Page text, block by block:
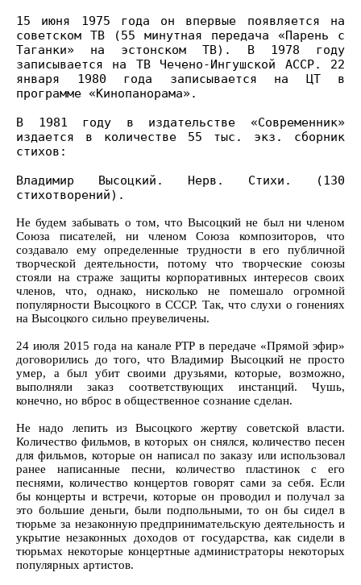
15 июня 1975 года он впервые появляется на
советском ТВ (55 минутная передача «Парень с
Таганки» на эстонском ТВ). В 1978 году
записывается на ТВ Чечено-Ингушской АССР. 22
января 1980 года записывается на ЦТ в
программе «Кинопанорама».
В 1981 году в издательстве «Современник»
издается в количестве 55 тыс. экз. сборник
стихов:
Владимир Высоцкий. Нерв. Стихи. (130
стихотворений).
Не будем забывать о том, что Высоцкий не был ни членом
Союза писателей, ни членом Союза композиторов, что
создавало ему определенные трудности в его публичной
творческой деятельности, потому что творческие союзы
стояли на страже защиты корпоративных интересов своих
членов, что, однако, нисколько не помешало огромной
популярности Высоцкого в СССР. Так, что слухи о гонениях
на Высоцкого сильно преувеличены.
24 июля 2015 года на канале РТР в передаче «Прямой эфир»
договорились до того, что Владимир Высоцкий не просто
умер, а был убит своими друзьями, которые, возможно,
выполняли заказ соответствующих инстанций. Чушь,
конечно, но вброс в общественное сознание сделан.
Не надо лепить из Высоцкого жертву советской власти.
Количество фильмов, в которых он снялся, количество песен
для фильмов, которые он написал по заказу или использовал
ранее написанные песни, количество пластинок с его
песнями, количество концертов говорят сами за себя. Если
бы концерты и встречи, которые он проводил и получал за
это большие деньги, были подпольными, то он бы сидел в
тюрьме за незаконную предпринимательскую деятельность и
укрытие незаконных доходов от государства, как сидели в
тюрьмах некоторые концертные администраторы некоторых
популярных артистов.